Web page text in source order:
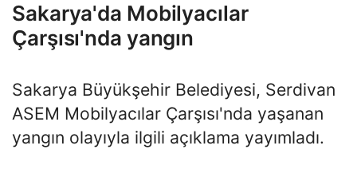
Sakarya'da Mobilyacılar
Çarşısı'nda yangın
Sakarya Büyükşehir Belediyesi, Serdivan
ASEM Mobilyacılar Çarşısı'nda yaşanan
yangın olayıyla ilgili açıklama yayımladı.